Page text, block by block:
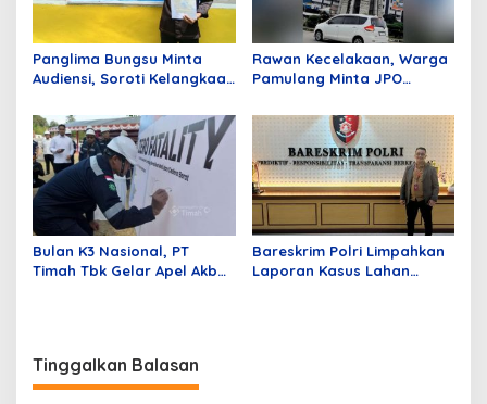
Panglima Bungsu Minta
Audiensi, Soroti Kelangkaan
Kampar
Rawan Kecelakaan, Warga
Pamulang Minta JPO
Bulan K3 Nasional, PT
Timah Tbk Gelar Apel Akbar
Bareskrim Polri Limpahkan
Laporan Kasus Lahan
Tinggalkan Balasan